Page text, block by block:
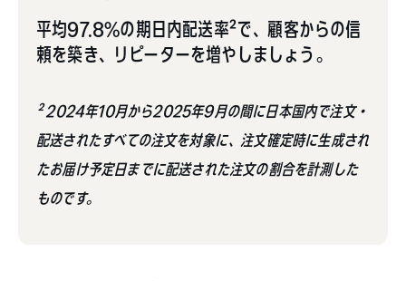
平均97.8%の期日内配送率²で、顧客からの信
頼を築き、リピーターを増やしましょう。
² 2024年10月から2025年9月の間に日本国内で注文・
配送されたすべての注文を対象に、注文確定時に生成され
たお届け予定日までに配送された注文の割合を計測した
ものです。